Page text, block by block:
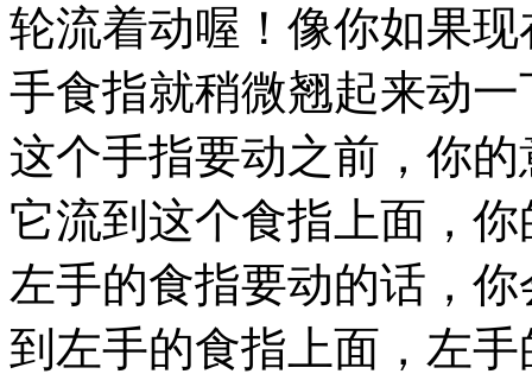
轮流着动喔！像你如果
手食指就稍微翘起来动
这个手指要动之前，你
它流到这个食指上面，
左手的食指要动的话，
到左手的食指上面，左